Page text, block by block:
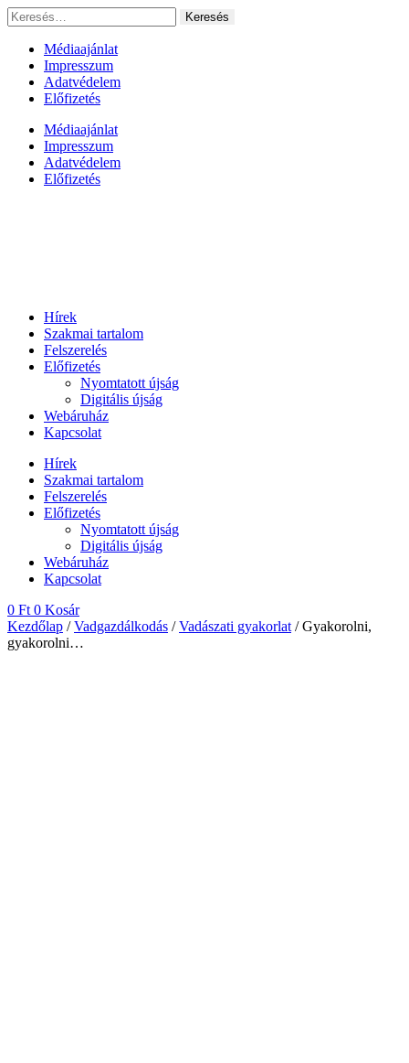
Ugrás
a
tartalomhoz
Keresés:
Médiaajánlat
Impresszum
Adatvédelem
Előfizetés
Médiaajánlat
Impresszum
Adatvédelem
Előfizetés
Hírek
Szakmai tartalom
Felszerelés
Előfizetés
Nyomtatott újság
Digitális újság
Webáruház
Kapcsolat
Hírek
Szakmai tartalom
Felszerelés
Előfizetés
Nyomtatott újság
Digitális újság
Webáruház
Kapcsolat
0 Ft 0 Kosár
Kezdőlap /Vadgazdálkodás /Vadászati gyakorlat / Gyakorolni,
gyakorolni…